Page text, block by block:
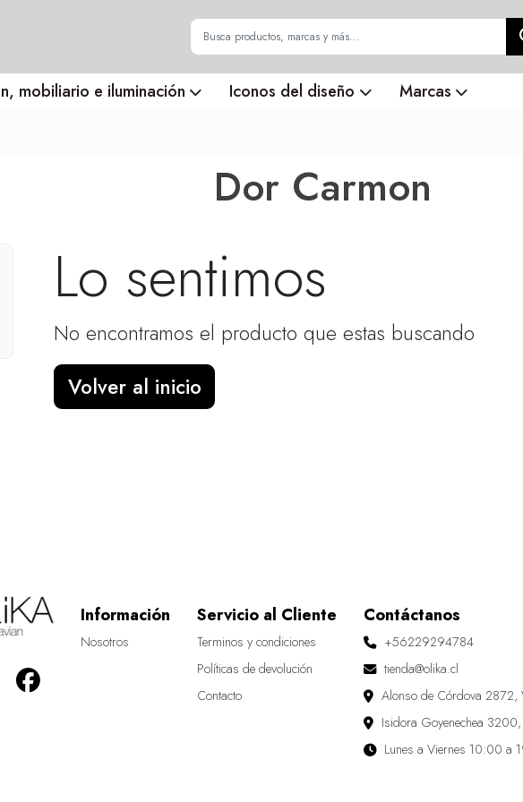
mobiliario e iluminación Iconos del diseño Marcas
Dor Carmon
Lo sentimos
No encontramos el producto que estas buscando
Volver al inicio
Información
Nosotros
Servicio al Cliente
Terminos y condiciones
Políticas de devolución
Contacto
Contáctanos
+56229294784
tienda@olika.cl
Alonso de Córdova 2872,
Isidora Goyenechea
Lunes a Viernes 10:00